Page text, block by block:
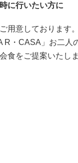
に行いたい方に
用意しております
R・CASA」お二人
食をご提案いたしま